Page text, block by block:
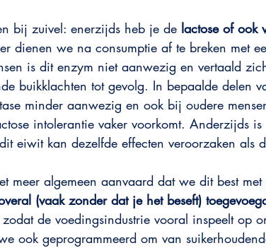
bij zuivel: enerzijds heb je de lactose of ook
dienen we na consumptie af te breken met
is dit enzym niet aanwezig en vertaald
buikklachten tot gevolg. In bepaalde delen
minder aanwezig en ook bij oudere
intolerantie vaker voorkomt. Anderzijds is
eiwit kan dezelfde effecten veroorzaken als
meer algemeen aanvaard dat we dit best met
(vaak zonder dat je het beseft)
de voedingsindustrie vooral inspeelt op
ook geprogrammeerd om van